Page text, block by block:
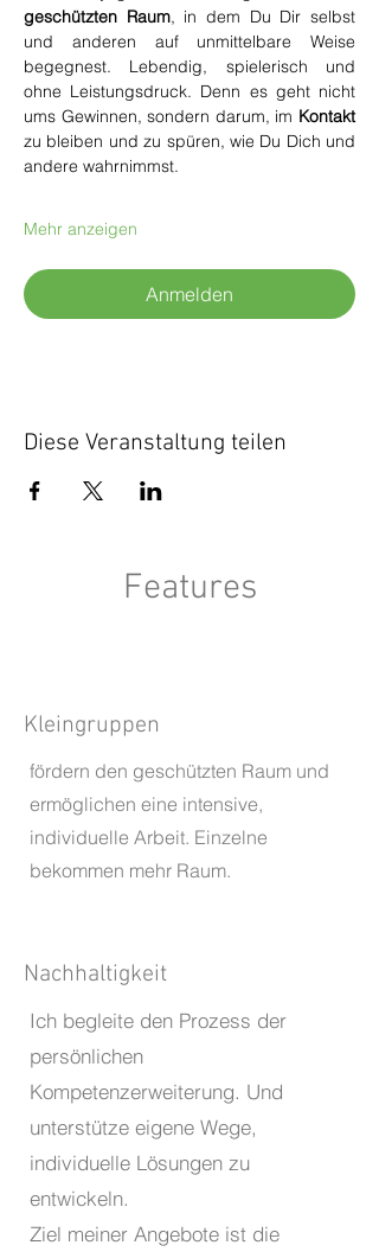
geschützten Raum, in dem Du Dir selbst
und anderen auf unmittelbare Weise
begegnest. Lebendig, spielerisch und
ohne Leistungsdruck. Denn es geht nicht
ums Gewinnen, sondern darum, im
Kontakt
zu bleiben und zu spüren, wie Du Dich und
andere wahrnimmst.
Mehr anzeigen
Anmelden
Diese Veranstaltung teilen
Features
Kleingruppen
fördern den geschützten Raum und
ermöglichen eine intensive,
individuelle Arbeit. Einzelne
bekommen mehr Raum.​
Nachhaltigkeit
Ich begleite den Prozess der
persönlichen
Kompetenzerweiterung. Und
unterstütze eigene Wege,
individuelle Lösungen zu
entwickeln.
Ziel meiner Angebote ist die